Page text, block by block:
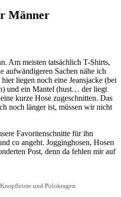
Männer
Am meisten tatsächlich T-Shirts,
aufwändigeren Sachen nähe ich
liegen noch eine Jeansjacke (bei
und ein Mantel (hust… der liegt
kurze Hose zugeschnitten. Das
noch länger ist, müssen wir nicht
Favoritenschnitte für ihn
co angeht. Jogginghosen, Hosen
Post, denn da fehlen mir auf
und Polokragen